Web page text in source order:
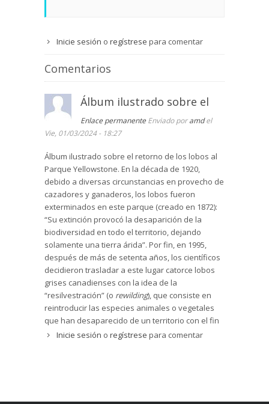
Inicie sesión o regístrese para comentar
Comentarios
Álbum ilustrado sobre el
Enlace permanente Enviado poramdel
Vie, 01/03/2024 - 18:27
Álbum ilustrado sobre el retorno de los lobos al
Parque Yellowstone. En la década de 1920,
debido a diversas circunstancias en provecho de
cazadores y ganaderos, los lobos fueron
exterminados en este parque (creado en 1872):
“Su extinción provocó la desaparición de la
biodiversidad en todo el territorio, dejando
solamente una tierra árida”. Por fin, en 1995,
después de más de setenta años, los científicos
decidieron trasladar a este lugar catorce lobos
grises canadienses con la idea de la
“resilvestración” (o rewilding), que consiste en
reintroducir las especies animales o vegetales
que han desaparecido de un territorio con el fin
de reconstruir el ecosistema.
Inicie sesión o regístrese para comentar